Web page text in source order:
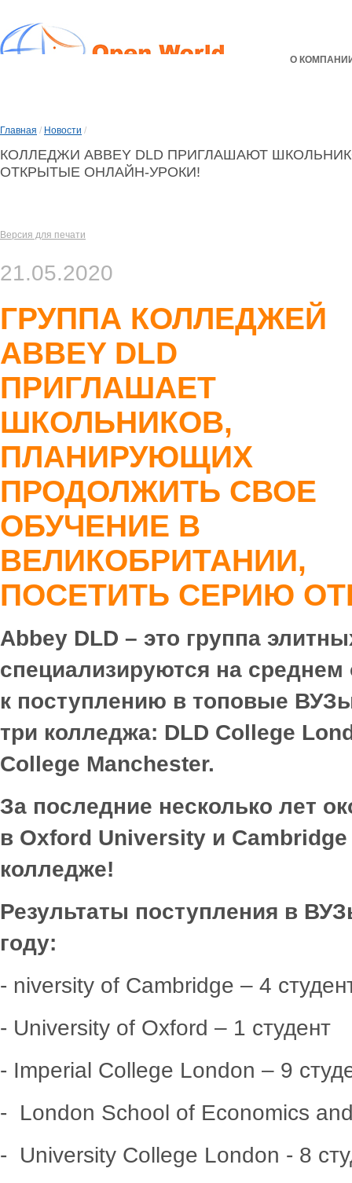
О
Главная / Новости /
КОЛЛЕДЖИ ABBEY DLD ПРИГЛАШАЮТ
ОТКРЫТЫЕ ОНЛАЙН-УРОКИ!
Версия для печати
21.05.2020
ГРУППА КОЛЛЕДЖЕЙ
ABBEY DLD
ПРИГЛАШАЕТ
ШКОЛЬНИКОВ,
ПЛАНИРУЮЩИХ
ПРОДОЛЖИТЬ СВОЕ
ОБУЧЕНИЕ В
ВЕЛИКОБРИТАНИИ,
ПОСЕТИТЬ СЕРИЮ
Abbey DLD – это группа
специализируются на среднем
к поступлению в топовые
три колледжа: DLD College
College Manchester.
За последние несколько лет
в Oxford University и Cambridge
колледже!
Результаты поступления в
году:
- niversity of Cambridge – 4
- University of Oxford – 1 студент
- Imperial College London – 9
- London School of Economics
- University College London - 8